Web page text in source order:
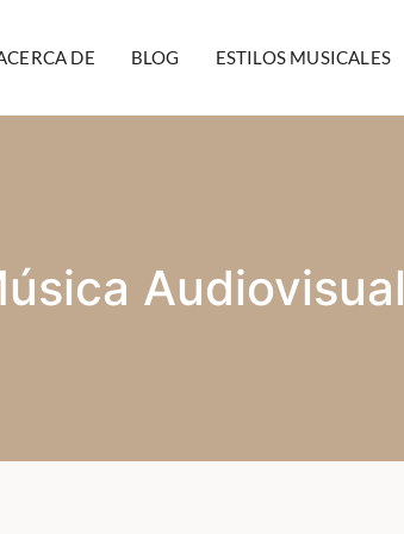
DE BLOG ESTILOS MUSICALES
Audiovisual